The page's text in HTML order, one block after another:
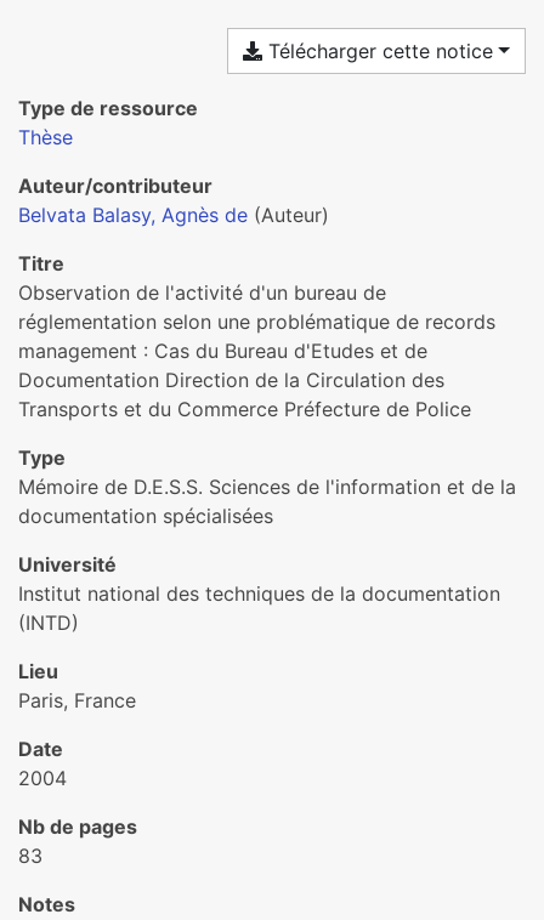
Télécharger cette notice
Type de ressource
Thèse
Auteur/contributeur
Belvata Balasy, Agnès de (Auteur)
Titre
Observation de l'activité d'un bureau de
réglementation selon une problématique de records
management : Cas du Bureau d'Etudes et de
Documentation Direction de la Circulation des
Transports et du Commerce Préfecture de Police
Type
Mémoire de D.E.S.S. Sciences de l'information et de la
documentation spécialisées
Université
Institut national des techniques de la documentation
(INTD)
Lieu
Paris, France
Date
2004
Nb de pages
83
Notes